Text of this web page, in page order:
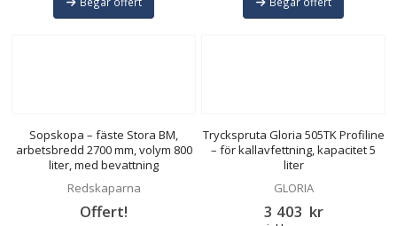
Sopskopa – fäste Stora BM,
arbetsbredd 2700 mm, volym 800
liter, med bevattning
Redskaparna
Offert!
Tryckspruta Gloria 505TK Profiline
– för kallavfettning, kapacitet 5
liter
GLORIA
3 403 kr